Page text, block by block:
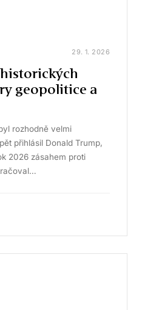
29. 1. 2026
geopolitice a
rozhodně velmi
přihlásil Donald Trump,
2026 zásahem proti